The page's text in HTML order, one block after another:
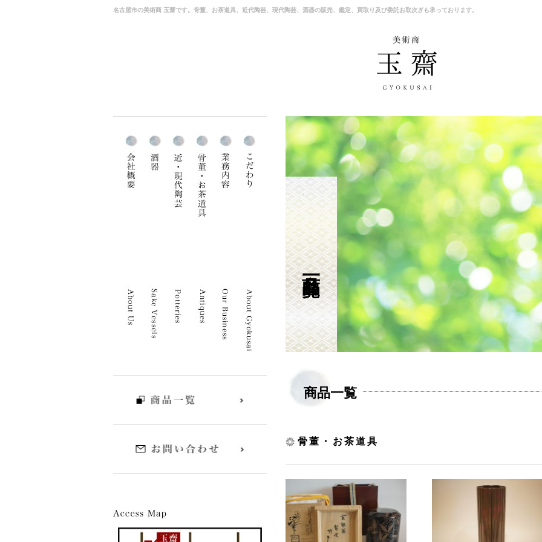
名古屋市の美術商 玉齋です。骨董、お茶道具、近代陶芸、現代陶芸、酒器の販売、鑑定、買取り及び委託お取次ぎも承っております。
商品一覧
商品一覧
骨董・お茶道具